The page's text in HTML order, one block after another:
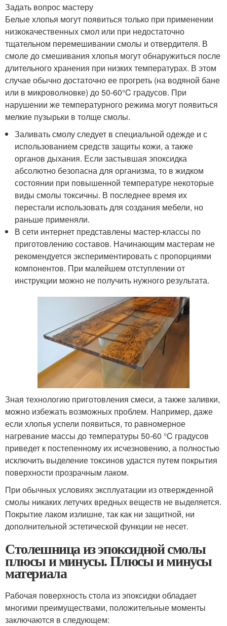
Задать вопрос мастеру
Белые хлопья могут появиться только при применении
низкокачественных смол или при недостаточно
тщательном перемешивании смолы и отвердителя. В
смоле до смешивания хлопья могут обнаружиться после
длительного хранения при низких температурах. В этом
случае обычно достаточно ее прогреть (на водяной бане
или в микроволновке) до 50-60°C градусов. При
нарушении же температурного режима могут появиться
мелкие пузырьки в толще смолы.
Заливать смолу следует в специальной одежде и с
использованием средств защиты кожи, а также
органов дыхания. Если застывшая эпоксидка
абсолютно безопасна для организма, то в жидком
состоянии при повышенной температуре некоторые
виды смолы токсичны. В последнее время их
перестали использовать для создания мебели, но
раньше применяли.
В сети интернет представлены мастер-классы по
приготовлению составов. Начинающим мастерам не
рекомендуется экспериментировать с пропорциями
компонентов. При малейшем отступлении от
инструкции можно не получить нужного результата.
Зная технологию приготовления смеси, а также заливки,
можно избежать возможных проблем. Например, даже
если хлопья успели появиться, то равномерное
нагревание массы до температуры 50-60 °C градусов
приведет к постепенному их исчезновению, а полностью
исключить выделение токсинов удастся путем покрытия
поверхности прозрачным лаком.
При обычных условиях эксплуатации из отвержденной
смолы никаких летучих вредных веществ не выделяется.
Покрытие лаком излишне, так как ни защитной, ни
дополнительной эстетической функции не несет.
Столешница из эпоксидной смолы
плюсы и минусы. Плюсы и минусы
материала
Рабочая поверхность стола из эпоксидки обладает
многими преимуществами, положительные моменты
заключаются в следующем: